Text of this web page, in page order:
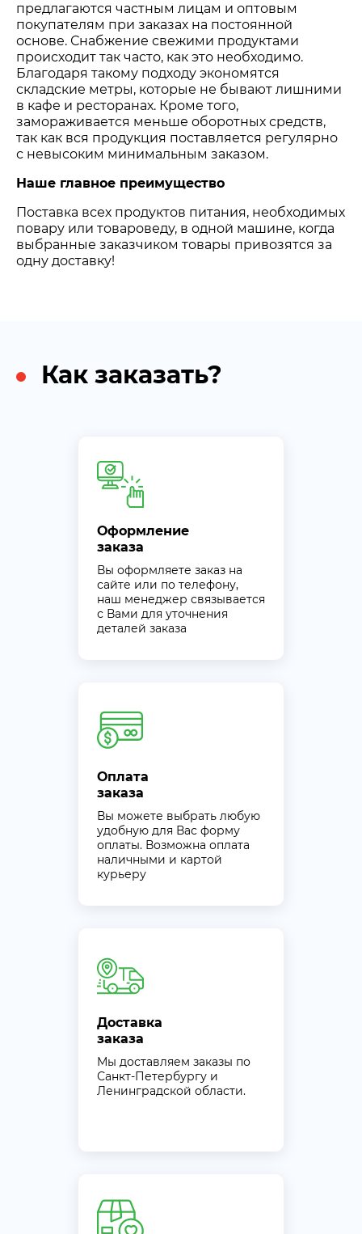
предлагаются частным лицам и оптовым
покупателям при заказах на постоянной
основе. Снабжение свежими продуктами
происходит так часто, как это необходимо.
Благодаря такому подходу экономятся
складские метры, которые не бывают лишними
в кафе и ресторанах. Кроме того,
замораживается меньше оборотных средств,
так как вся продукция поставляется регулярно
с невысоким минимальным заказом.
Наше главное преимущество
Поставка всех продуктов питания, необходимых
повару или товароведу, в одной машине, когда
выбранные заказчиком товары привозятся за
одну доставку!
Как заказать?
Оформление
заказа
Вы оформляете заказ на
сайте или по телефону,
наш менеджер связывается
с Вами для уточнения
деталей заказа
Оплата
заказа
Вы можете выбрать любую
удобную для Вас форму
оплаты. Возможна оплата
наличными и картой
курьеру
Доставка
заказа
Мы доставляем заказы по
Санкт-Петербургу и
Ленинградской области.